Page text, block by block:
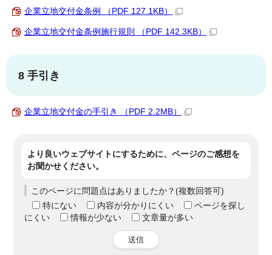
企業立地交付金条例 （PDF 127.1KB）
企業立地交付金条例施行規則 （PDF 142.3KB）
8 手引き
企業立地交付金の手引き （PDF 2.2MB）
より良いウェブサイトにするために、ページのご感想を
お聞かせください。
このページに問題点はありましたか？(複数回答可)
特にない
内容が分かりにくい
ページを探し
にくい
情報が少ない 文章量が多い
送信